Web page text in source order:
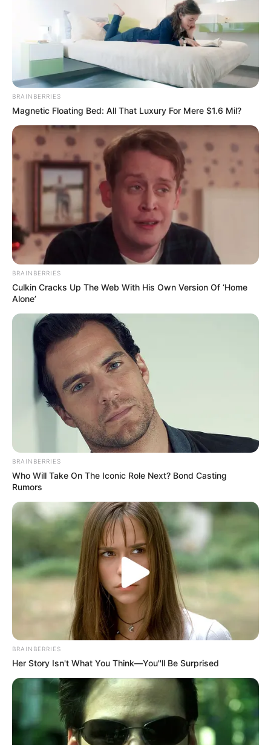
BRAINBERRIES
Magnetic Floating Bed: All That Luxury For Mere $1.6 Mil?
BRAINBERRIES
Culkin Cracks Up The Web With His Own Version Of ‘Home
Alone’
BRAINBERRIES
Who Will Take On The Iconic Role Next? Bond Casting
Rumors
BRAINBERRIES
Her Story Isn't What You Think—You''ll Be Surprised